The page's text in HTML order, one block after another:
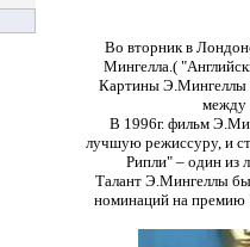
Во вторник в
Мингелла.(
Картины Э.Мингеллы
между
В 1996г. фильм
лучшую режиссуру, и
Рипли" – один из
Талант Э.Мингеллы
номинаций на премию